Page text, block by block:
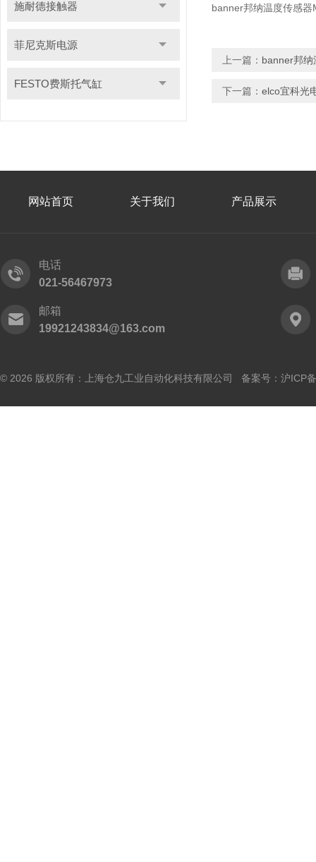
施耐德接触器
菲尼克斯电源
FESTO费斯托气缸
banner邦纳温度传感
上一篇： banner邦纳
下一篇： elco宜科光
网站首页 关于我们 产品展示
电话
021-56467973
邮箱
19921243834@163.com
© 2026 版权所有：上海仓九工业自动化科技有限公司 备案号： 沪ICP